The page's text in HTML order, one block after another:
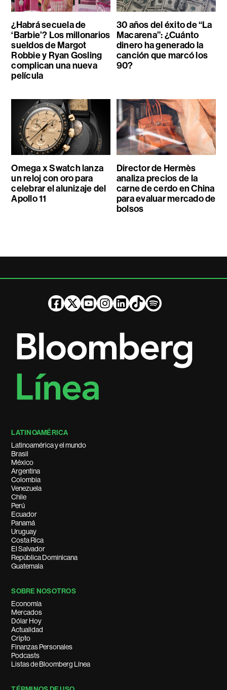
¿Habrá secuela de
‘Barbie’? Los millonarios
sueldos de Margot
Robbie y Ryan Gosling
complican una nueva
película
30 años del éxito de “La
Macarena”: ¿Cuánto
dinero ha generado la
canción que marcó los
90?
Omega x Swatch lanza
un reloj con oro para
celebrar el alunizaje del
Apollo 11
Director de Hermès
analiza precios de la
carne de cerdo en China
para evaluar mercado de
bolsos
LATINOAMÉRICA
Latinoamérica y el mundo
Brasil
México
Argentina
Colombia
Venezuela
Chile
Perú
Ecuador
Panamá
Uruguay
Costa Rica
El Salvador
República Dominicana
Guatemala
SOBRE NOSOTROS
Economía
Mercados
Dólar Hoy
Actualidad
Cripto
Finanzas Personales
Podcasts
Listas de Bloomberg Línea